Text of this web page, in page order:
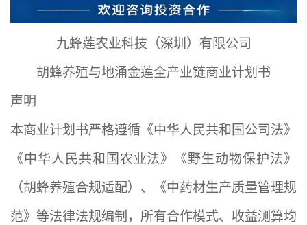
九蜂莲农业科技（深圳）有限公司
胡蜂养殖与地涌金莲全产业链商业计划书
声明
本商业计划书严格遵循《中华人民共和国公司法》
《中华人民共和国农业法》《野生动物保护法》
（胡蜂养殖合规适配）、《中药材生产质量管理规
范》等法律法规编制，所有合作模式、收益测算均